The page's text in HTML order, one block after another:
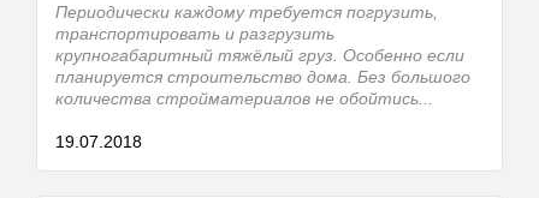
Периодически каждому требуется погрузить,
транспортировать и разгрузить
крупногабаритный тяжёлый груз. Особенно если
планируется строительство дома. Без большого
количества стройматериалов не обойтись...
19.07.2018